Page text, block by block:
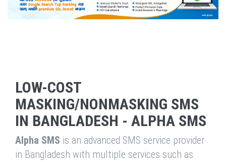
LOW-COST
MASKING/NONMASKING SMS
IN BANGLADESH - ALPHA SMS
Alpha SMS is an advanced SMS service provider
in Bangladesh with multiple services such as